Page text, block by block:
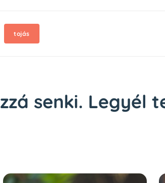
tojás
senki. Legyél